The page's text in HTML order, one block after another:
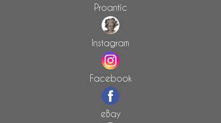
Proantic
Instagram
Facebook
eBay